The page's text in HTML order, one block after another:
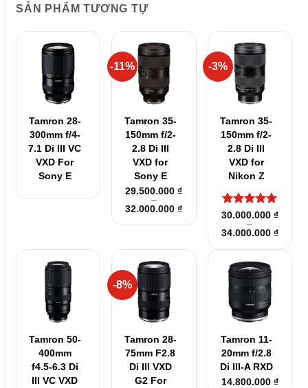
SẢN PHẨM TƯƠNG TỰ
Tamron 28-
300mm f/4-
7.1 Di III VC
VXD For
Sony E
-11%
Tamron 35-
150mm f/2-
2.8 Di III
VXD for
Sony E
29.500.000₫
–
32.000.000₫Khoảng
giá:
từ
29.500.000 ₫
32.000.000 ₫
-3%
Tamron 35-
150mm f/2-
2.8 Di III
VXD for
Nikon Z
Được xếp
hạng5
sao
30.000.000 ₫
–
34.000.000 ₫
giá:
từ
Tamron 50-
400mm
f4.5-6.3 Di
III VC VXD
-8%
Tamron 28-
75mm F2.8
Di III VXD
G2 For
Tamron 11-
20mm f/2.8
Di III-A RXD
14.800.000 ₫